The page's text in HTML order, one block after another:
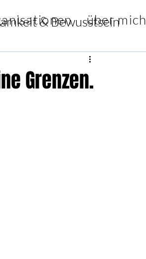
über mich
& Bewusstsein
Grenzen.